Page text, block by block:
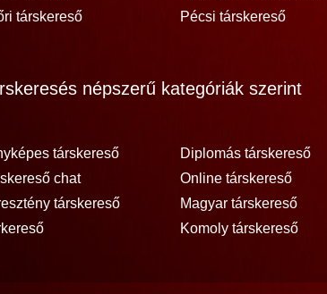
társkereső
Pécsi társkereső
népszerű kategóriák szerint
társkereső
chat
társkereső
Diplomás társkereső
Online társkereső
Magyar társkereső
Komoly társkereső